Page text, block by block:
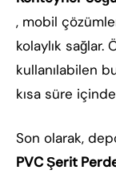
, mobil
kolaylık sağlar.
kullanılabilen
kısa süre
Son olarak,
PVC Şerit